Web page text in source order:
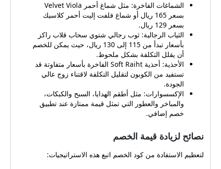
الشماغات الفاخرة: مثل شماغ أحمر Velvet Viola
بسعر 165 ريال أو شماغ فلفت إليت أحمر كلاسيك
بسعر 129 ريال.
الثياب الرجالية: ثوب رجالي شتوي سحاب قلاب راكز
بأسعار تبدأ من 115 إلى 130 ريال، حيث يمكن للخصم
أن يقلل التكلفة بشكل ملحوظ.
الأحذية: أحذية Soft Raiht الفاخرة بأسعار متفاوتة قد
تستفيد من الكوبون لتقليل التكلفة لاقتناء زوج عالي
الجودة.
الإكسسوارات: مثل أطقم الهدايا، السبح والكبكات،
والمباخر والعطور التي تمثل قيمة ممتازة عند تطبيق
خصم إضافي.
نصائح لزيادة قيمة الخصم
لتعظيم الاستفادة من كود الخصم اتبع هذه الاستراتيجيات: